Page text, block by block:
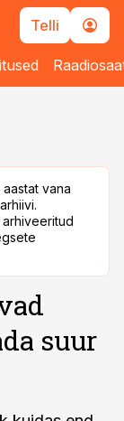
Telli
vana
suur